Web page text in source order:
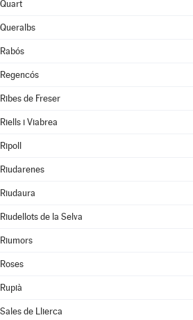
Quart
Queralbs
Rabós
Regencós
Ribes de Freser
Riells i Viabrea
Ripoll
Riudarenes
Riudaura
Riudellots de la Selva
Riumors
Roses
Rupià
Sales de Llierca